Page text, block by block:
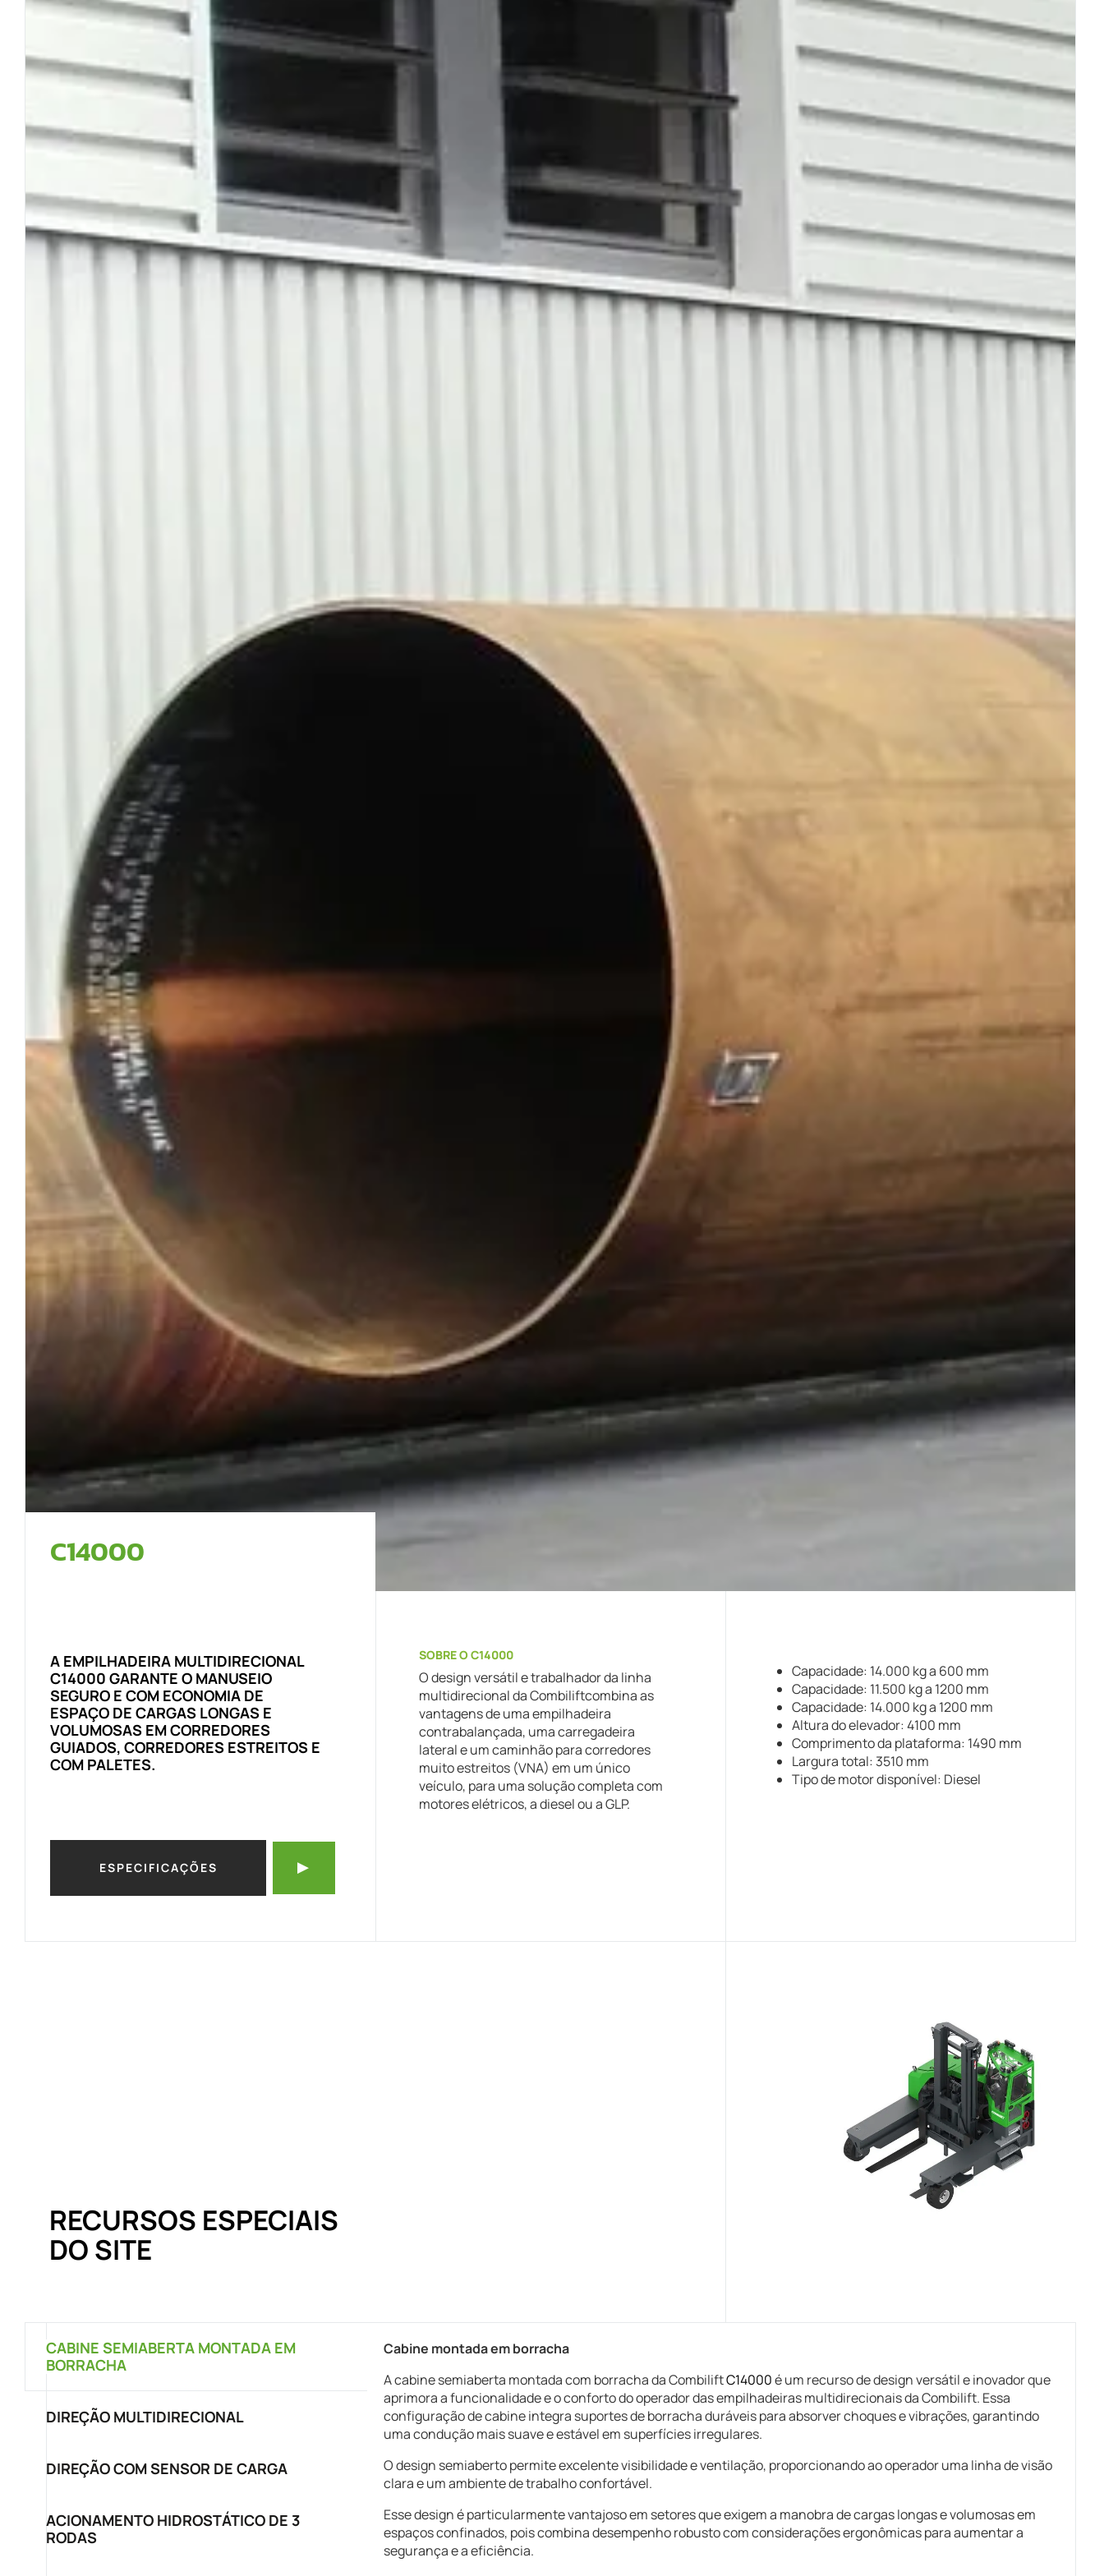
C14000
A EMPILHADEIRA MULTIDIRECIONAL
C14000 GARANTE O MANUSEIO
SEGURO E COM ECONOMIA DE
ESPAÇO DE CARGAS LONGAS E
VOLUMOSAS EM CORREDORES
GUIADOS, CORREDORES ESTREITOS E
COM PALETES.
ESPECIFICAÇÕES
SOBRE O C14000
O design versátil e trabalhador da linha
multidirecional da Combiliftcombina as
vantagens de uma empilhadeira
contrabalançada, uma carregadeira
lateral e um caminhão para corredores
muito estreitos (VNA) em um único
veículo, para uma solução completa com
motores elétricos, a diesel ou a GLP.
Capacidade: 14.000 kg a 600 mm
Capacidade: 11.500 kg a 1200 mm
Capacidade: 14.000 kg a 1200 mm
Altura do elevador: 4100 mm
Comprimento da plataforma: 1490 mm
Largura total: 3510 mm
Tipo de motor disponível: Diesel
RECURSOS ESPECIAIS
DO SITE
CABINE SEMIABERTA MONTADA EM
BORRACHA
DIREÇÃO MULTIDIRECIONAL
DIREÇÃO COM SENSOR DE CARGA
ACIONAMENTO HIDROSTÁTICO DE 3
RODAS
Cabine montada em borracha
A cabine semiaberta montada com borracha da CombiliftC14000é um recurso de design versátil e inovador que
aprimora a funcionalidade e o conforto do operador das empilhadeiras multidirecionais da Combilift. Essa
configuração de cabine integra suportes de borracha duráveis para absorver choques e vibrações, garantindo
uma condução mais suave e estável em superfícies irregulares.
O design semiaberto permite excelente visibilidade e ventilação, proporcionando ao operador uma linha de visão
clara e um ambiente de trabalho confortável.
Esse design é particularmente vantajoso em setores que exigem a manobra de cargas longas e volumosas em
espaços confinados, pois combina desempenho robusto com considerações ergonômicas para aumentar a
segurança e a eficiência.